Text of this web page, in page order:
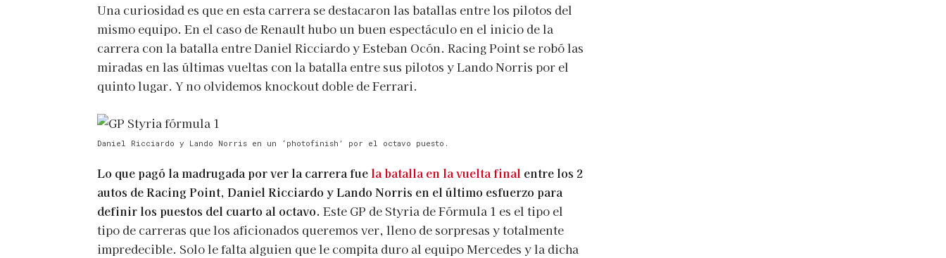
Una curiosidad es que en esta carrera se destacaron las batallas entre los pilotos del
mismo equipo. En el caso de Renault hubo un buen espectáculo en el inicio de la
carrera con la batalla entre Daniel Ricciardo y Esteban Ocón. Racing Point se robó las
miradas en las últimas vueltas con la batalla entre sus pilotos y Lando Norris por el
quinto lugar. Y no olvidemos knockout doble de Ferrari.
Daniel Ricciardo y Lando Norris en un ‘photofinish’ por el octavo puesto.
Lo que pagó la madrugada por ver la carrera fue la batalla en la vuelta final entre los 2
autos de Racing Point, Daniel Ricciardo y Lando Norris en el último esfuerzo para
definir los puestos del cuarto al octavo. Este GP de Styria de Fórmula 1 es el tipo el
tipo de carreras que los aficionados queremos ver, lleno de sorpresas y totalmente
impredecible. Solo le falta alguien que le compita duro al equipo Mercedes y la dicha